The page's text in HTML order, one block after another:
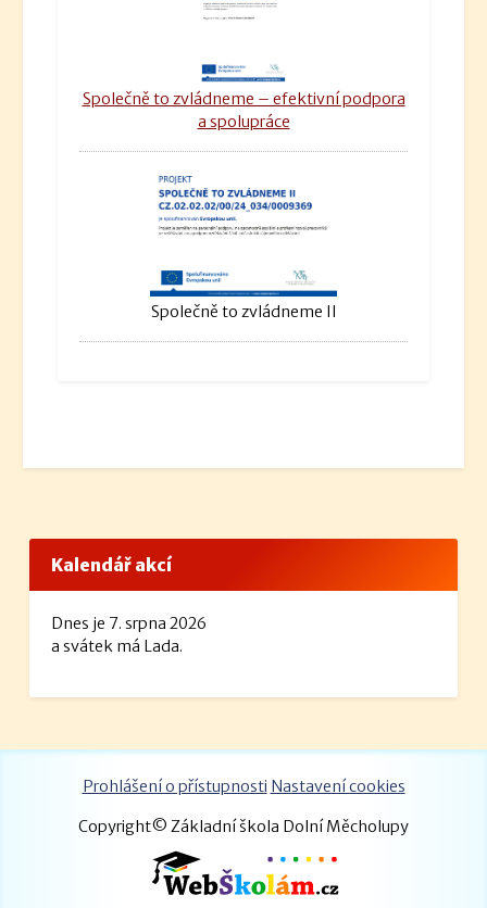
Společně to zvládneme – efektivní podpora
a spolupráce
Společně to zvládneme II
Kalendář akcí
Dnes je 7. srpna 2026
a svátek má Lada.
Prohlášení o přístupnosti Nastavení cookies
Copyright© Základní škola Dolní Měcholupy